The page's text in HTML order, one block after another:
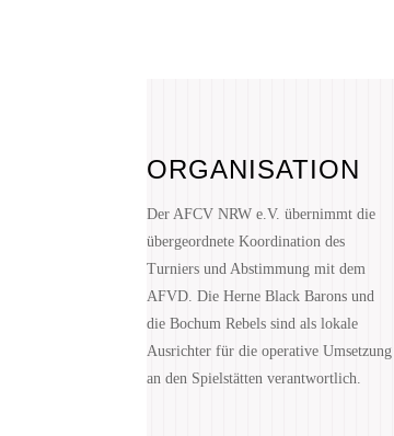
ORGANISATION
Der AFCV NRW e.V. übernimmt die
übergeordnete Koordination des
Turniers und Abstimmung mit dem
AFVD. Die Herne Black Barons und
die Bochum Rebels sind als lokale
Ausrichter für die operative Umsetzung
an den Spielstätten verantwortlich.